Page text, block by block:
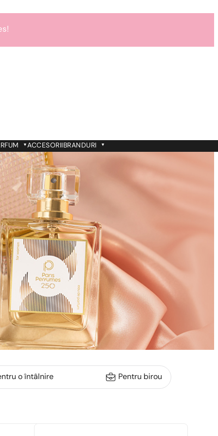
ACCESORIIBRANDURI
o întâlnire Pentru birou